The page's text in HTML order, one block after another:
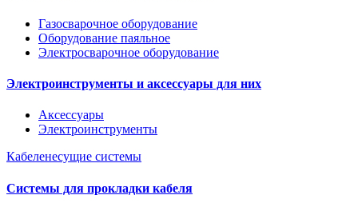
Газосварочное оборудование
Оборудование паяльное
Электросварочное оборудование
Электроинструменты и аксессуары для них
Аксессуары
Электроинструменты
Кабеленесущие системы
Системы для прокладки кабеля